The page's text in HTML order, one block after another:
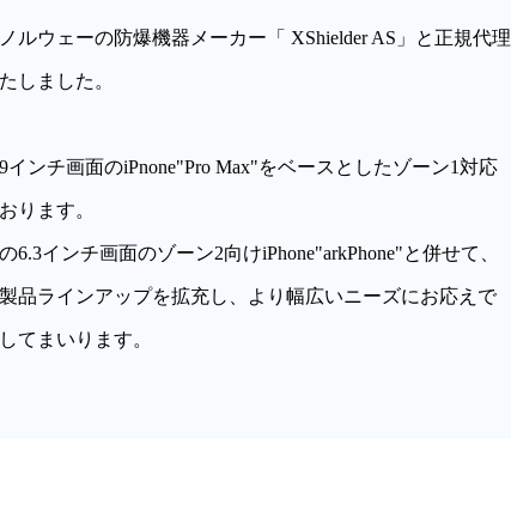
ルウェーの防爆機器メーカー「 XShielder AS」と正規代理
しました。
インチ画面のiPnone"Pro Max"をベースとしたゾーン1対応
ります。
6.3インチ画面のゾーン2向けiPhone"arkPhone"と併せて、
品ラインアップを拡充し、より幅広いニーズにお応えで
てまいります。